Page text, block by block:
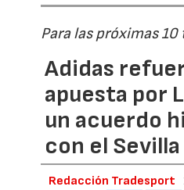
Para las próximas
Adidas
apuesta por
un acuerdo
con el Sevilla
Redacción Tradesport